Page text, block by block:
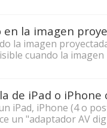
la imagen
la imagen
cuando la imagen
de iPad o iPhone
iPad, iPhone (4 o
un "adaptador AV